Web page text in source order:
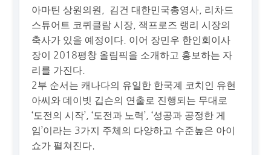
아마틴 상원의원, 김건 대한민국총영사, 리차드
스튜어트 코퀴클람 시장, 잭프로즈 랭리 시장의
축사가 있을 예정이다. 이어 장민우 한인회이사
장이 2018평창 올림픽을 소개하고 홍보하는 자
리를 가진다.
2부 순서는 캐나다의 유일한 한국계 코치인 유현
아씨와 데이빗 깁슨의 연출로 진행되는 무대로
‘도전의 시작’, ‘도전과 노력’, ‘성공과 공정한 게
임’이라는 3가지 주체의 다양하고 수준높은 아이
쇼가 펼쳐진다.